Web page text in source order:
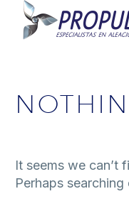
It seems we can’t
Perhaps searching